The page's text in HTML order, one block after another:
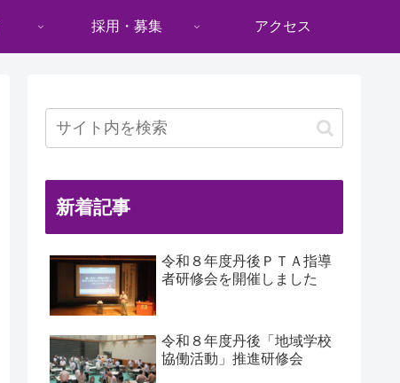
採用・募集 アクセス
新着記事
令和８年度丹後ＰＴＡ指導
者研修会を開催しました
令和８年度丹後「地域学校
協働活動」推進研修会